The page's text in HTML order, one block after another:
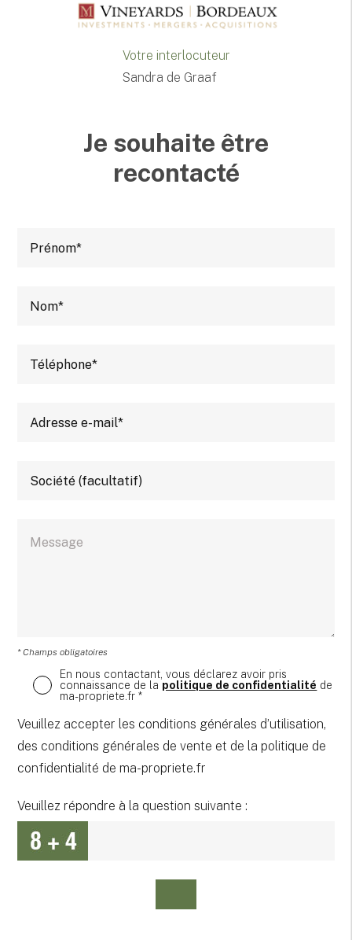
Votre interlocuteur
Sandra de Graaf
Je souhaite être
recontacté
* Champs obligatoires
En nous contactant, vous déclarez avoir pris
connaissance de la politique de confidentialité de
ma-propriete.fr *
Veuillez accepter les conditions générales d’utilisation,
des conditions générales de vente et de la politique de
confidentialité de ma-propriete.fr
Veuillez répondre à la question suivante :